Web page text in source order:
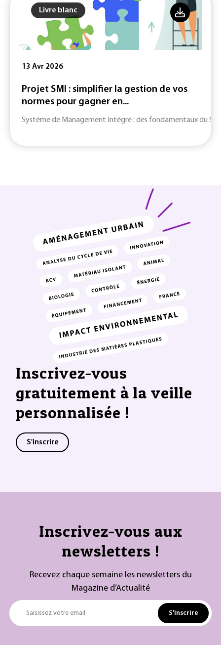
Livre blanc
13 Avr 2026
Projet SMI : simplifier la gestion de vos
normes pour gagner en...
Système de Management Intégré : des fondamentaux du
Inscrivez-vous
gratuitement à la veille
personnalisée !
S'inscrire
Inscrivez-vous aux
newsletters !
Recevez chaque semaine les newsletters du
Magazine d’Actualité
Saisissez votre email S'inscrire